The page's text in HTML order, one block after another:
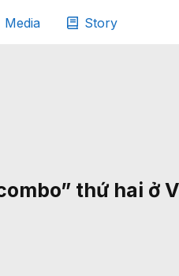
Media Story
thứ hai ở